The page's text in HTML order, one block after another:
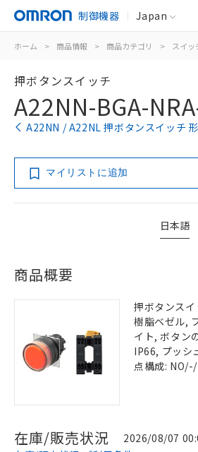
制御機器 Japan
ホーム > 商品情報 > 商品カテゴリ > スイッ
押ボタンスイッチ
A22NN-BGA-
A22NN / A22NL 押ボタンスイッチ
マイリストに追加
日本語
商品概要
押ボタンス
樹脂ベゼル,
イト, ボタン
IP66, プッシ
点構成:
在庫/販売状況
2026/08/07